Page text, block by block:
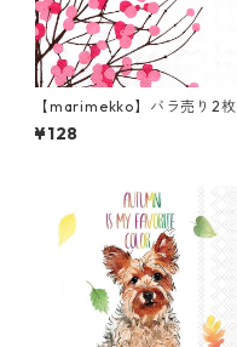
【marimekko】バラ売り2枚
ランチサイズ ペーパーナプキ
ン LUMIMARJA ホワイト×ピ
¥128